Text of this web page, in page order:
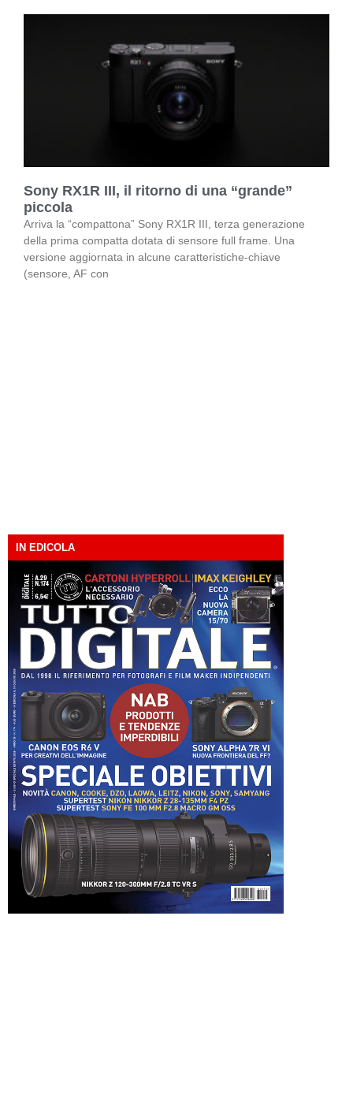
Sony RX1R III, il ritorno di una “grande”
piccola
Arriva la “compattona” Sony RX1R III, terza generazione
della prima compatta dotata di sensore full frame. Una
versione aggiornata in alcune caratteristiche-chiave
(sensore, AF con
IN EDICOLA